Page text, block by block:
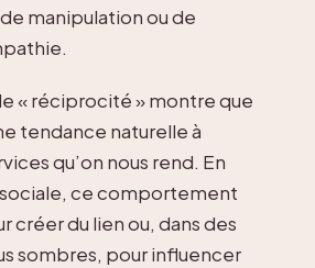
manipulation ou de
« réciprocité » montre que
tendance naturelle à
qu’on nous rend. En
ce comportement
créer du lien ou, dans des
sombres, pour influencer